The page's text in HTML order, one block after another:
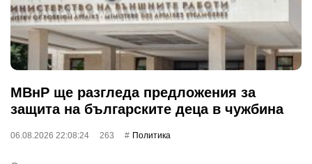
МВнР ще разгледа предложения за
защита на българските деца в чужбина
06.08.2026 22:08:24 263 Политика